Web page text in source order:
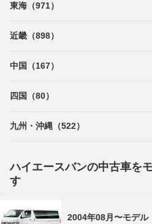
東海（971）
近畿（898）
中国（167）
四国（80）
九州・沖縄（522）
ハイエースバンの中古車を
す
2004年08月〜モデル